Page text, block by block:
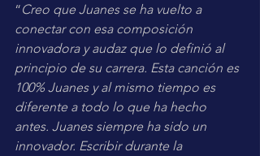
“Creo que Juanes se ha vuelto a
conectar con esa composición
innovadora y audaz que lo definió al
principio de su carrera. Esta canción es
100% Juanes y al mismo tiempo es
diferente a todo lo que ha hecho
antes. Juanes siempre ha sido un
innovador. Escribir durante la